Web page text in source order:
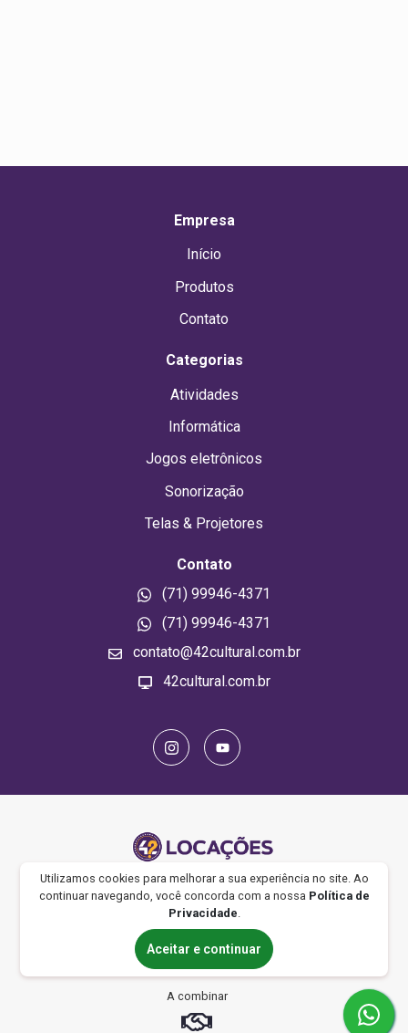
Empresa
Início
Produtos
Contato
Categorias
Atividades
Informática
Jogos eletrônicos
Sonorização
Telas & Projetores
Contato
(71) 99946-4371
(71) 99946-4371
contato@42cultural.com.br
42cultural.com.br
Especializada em aluguel de eletrônicos para eventos e festas |
Videogames | Computadores gamer | Realidade virtual | Jogos de
tabuleiro | Televisores | Sonorização | Iluminação | Boxtruss
Formas de Pagamento
A combinar
Utilizamos cookies para melhorar a sua experiência no site. Ao
continuar navegando, você concorda com a nossa Política de
Privacidade.
Aceitar e continuar